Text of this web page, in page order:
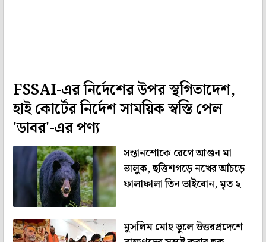
FSSAI-এর নির্দেশের উপর স্থগিতাদেশ,
হাই কোর্টের নির্দেশ সাময়িক স্বস্তি পেল
'ডাবর'-এর পণ্য
সন্তানশোকে রেগে আগুন মা
ভালুক, ছত্তিশগড়ে নখের আঁচড়ে
ফালাফালা তিন ভাইবোন, মৃত ২
মুসলিম মোহ ভুলে উত্তরপ্রদেশে